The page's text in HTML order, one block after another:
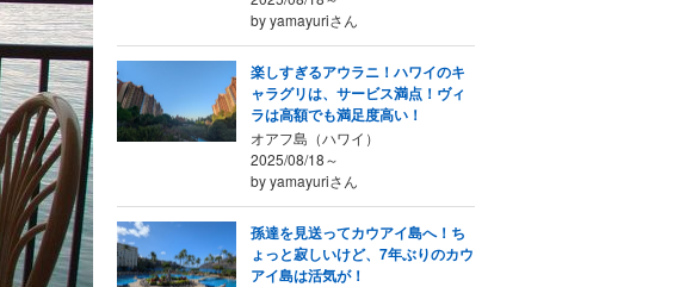
by yamayuriさん
楽しすぎるアウラニ！ハワイのキ
ャラグリは、サービス満点！ヴィ
ラは高額でも満足度高い！
オアフ島（ハワイ）
2025/08/18～
by yamayuriさん
孫達を見送ってカウアイ島へ！ち
ょっと寂しいけど、7年ぶりのカウ
アイ島は活気が！